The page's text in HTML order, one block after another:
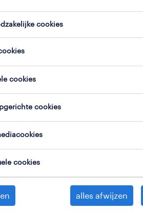
alle filters 2
alles wissen
administratief/commercieel
medewerker
oostende, west-vlaanderen
vast
cookies
cookies
cookies
cookies
alles afwijzen